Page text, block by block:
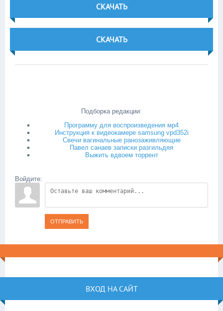
СКАЧАТЬ
СКАЧАТЬ
Подборка редакции:
Программу для воспроизведения мр4
Инструкция к видеокамере samsung vpd352i
Свечи вагинальные ранозаживляющие
Павел санаев записки разгильдяя
Выжить вдвоем торрент
Войдите:
ОТПРАВИТЬ
ВХОД НА САЙТ